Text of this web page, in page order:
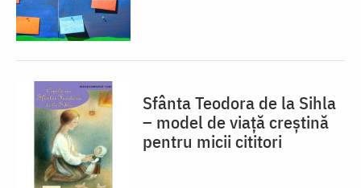
Sfânta Teodora de la Sihla
– model de viaţă creştină
pentru micii cititori